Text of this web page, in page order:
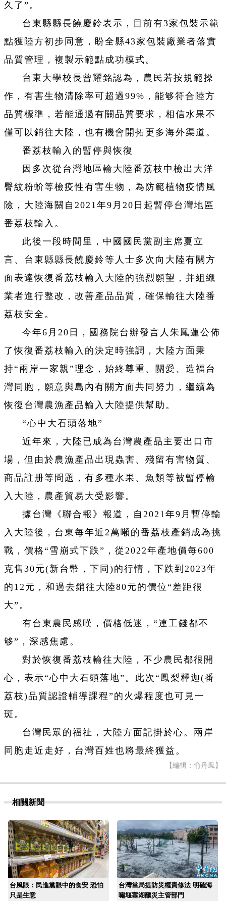
久了”。
台東縣縣長饒慶鈴表示，目前有3家包裝示範
點獲陸方初步同意，盼全縣43家包裝廠業者落實
品質管理，複製示範點成功模式。
台東大學校長曾耀銘認為，農民若按規範操
作，有害生物清除率可超過99%，能够符合陸方
品質標準，若能通過有關品質要求，相信水果不
僅可以銷往大陸，也有機會開拓更多海外渠道。
番荔枝輸入的暫停與恢復
因多次從台灣地區輸大陸番荔枝中檢出大洋
臀紋粉蚧等檢疫性有害生物，為防範植物疫情風
險，大陸海關自2021年9月20日起暫停台灣地區
番荔枝輸入。
此後一段時間里，中國國民黨副主席夏立
言、台東縣縣長饒慶鈴等人士多次向大陸有關方
面表達恢復番荔枝輸入大陸的強烈願望，并組織
業者進行整改，改善產品品質，確保輸往大陸番
荔枝安全。
今年6月20日，國務院台辦發言人朱鳳蓮公佈
了恢復番荔枝輸入的決定時強調，大陸方面秉
持“兩岸一家親”理念，始終尊重、關愛、造福台
灣同胞，願意與島內有關方面共同努力，繼續為
恢復台灣農漁產品輸入大陸提供幫助。
“心中大石頭落地”
近年來，大陸已成為台灣農產品主要出口市
場，但由於農漁產品出現蟲害、殘留有害物質、
商品註册等問題，有多種水果、魚類等被暫停輸
入大陸，農產貿易大受影響。
據台灣《聯合報》報道，自2021年9月暫停輸
入大陸後，台東每年近2萬噸的番荔枝產銷成為挑
戰，價格“雪崩式下跌”，從2022年產地價每600
克售30元(新台幣，下同)的行情，下跌到2023年
的12元，和過去銷往大陸80元的價位“差距很
大”。
有台東農民感嘆，價格低迷，“連工錢都不
够”，深感焦慮。
對於恢復番荔枝輸往大陸，不少農民都很開
心，表示“心中大石頭落地”。此次“鳳梨釋迦(番
荔枝)品質認證輔導課程”的火爆程度也可見一
斑。
台灣民眾的福祉，大陸方面記掛於心。兩岸
同胞走近走好，台灣百姓也將最終獲益。
【編輯：俞丹鳳】
相關新聞
台風眼：民進黨眼中的食安 恐怕
只是生意
台灣當局提防災權責修法 明確海
嘯堰塞湖釀災主管部門